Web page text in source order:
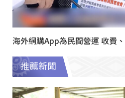
海外網購App為民間營運 收費
推薦新聞